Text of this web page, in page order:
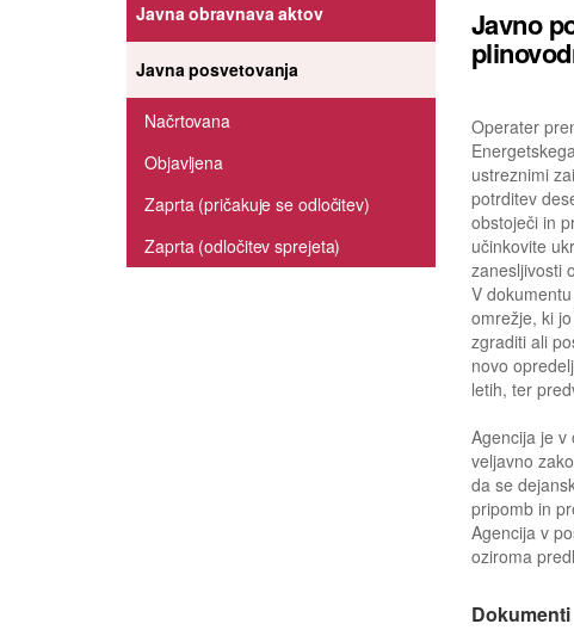
Javna obravnava aktov
Javna posvetovanja
Načrtovana
Objavljena
Zaprta (pričakuje se odločitev)
Zaprta (odločitev sprejeta)
Javno
Operater
ustreznimi
potrditev
obstoječi in
učinkovite
zanesljivosti
V
omrežje, ki
zgraditi ali
novo
letih, ter
Agencija je v
veljavno
da se
pripomb in
Agencija v
oziroma
Dokumenti